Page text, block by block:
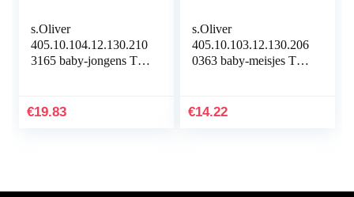
s.Oliver
405.10.104.12.130.210
3165 baby-jongens T-
€19.83
s.Oliver
405.10.103.12.130.206
0363 baby-meisjes T-
€14.22